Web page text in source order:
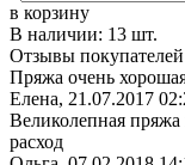
в корзину
В наличии: 13 шт.
Отзывы покупателей
Пряжа очень
Елена, 21.07.2017
Великолепная
расход